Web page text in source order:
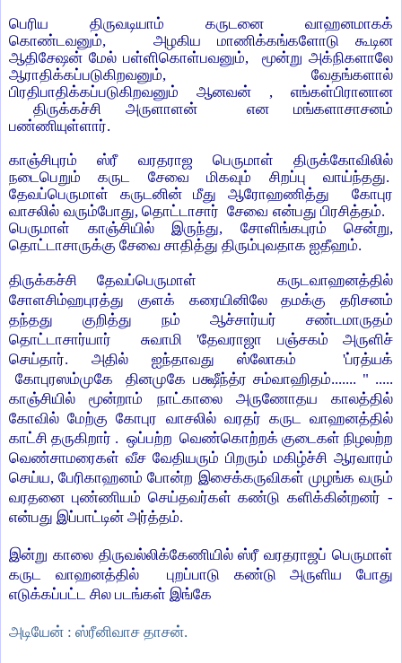
பெரிய திருவடியாம் கருடனை வாஹனமாகக்
கொண்டவனும், அழகிய மாணிக்கங்களோடு கூடின
ஆதிசேஷன் மேல் பள்ளிகொள்பவனும், மூன்று அக்நிகளாலே
ஆராதிக்கப்படுகிறவனும், வேதங்களால்
பிரதிபாதிக்கப்படுகிறவனும் ஆனவன் , எங்கள்பிரானான
திருக்கச்சி அருளாளன் என மங்களாசாசனம்
பண்ணியுள்ளார்.
காஞ்சிபுரம் ஸ்ரீ வரதராஜ பெருமாள் திருக்கோவிலில்
நடைபெறும் கருட சேவை மிகவும் சிறப்பு வாய்ந்தது.
தேவப்பெருமாள் கருடனின் மீது ஆரோஹணித்து கோபுர
வாசலில் வரும்போது, தொட்டாசார் சேவை என்பது பிரசித்தம்.
பெருமாள் காஞ்சியில் இருந்து, சோளிங்கபுரம் சென்று,
தொட்டாசாருக்கு சேவை சாதித்து திரும்புவதாக ஐதீஹம்.
திருக்கச்சி தேவப்பெருமாள் கருடவாஹனத்தில்
சோளசிம்ஹபுரத்து குளக் கரையினிலே தமக்கு தரிசனம்
தந்தது குறித்து நம் ஆச்சார்யர் சண்டமாருதம்
தொட்டாசார்யார் சுவாமி 'தேவராஜா பஞ்சகம் அருளிச்
செய்தார். அதில் ஐந்தாவது ஸ்லோகம் 'ப்ரத்யக்
கோபுரஸம்முகே தினமுகே பக்ஷீந்த்ர சம்வாஹிதம்....... " .....
காஞ்சியில் மூன்றாம் நாட்காலை அருணோதய காலத்தில்
கோவில் மேற்கு கோபுர வாசலில் வரதர் கருட வாஹனத்தில்
காட்சி தருகிறார் . ஒப்பற்ற வெண்கொற்றக் குடைகள் நிழலற்ற
வெண்சாமரைகள் வீச வேதியரும் பிறரும் மகிழ்ச்சி ஆரவாரம்
செய்ய, பேரிகாஹனம் போன்ற இசைக்கருவிகள் முழங்க வரும்
வரதனை புண்ணியம் செய்தவர்கள் கண்டு களிக்கின்றனர் -
என்பது இப்பாட்டின் அர்த்தம்.
இன்று காலை திருவல்லிக்கேணியில் ஸ்ரீ வரதராஜப் பெருமாள்
கருட வாஹனத்தில் புறப்பாடு கண்டு அருளிய போது
எடுக்கப்பட்ட சில படங்கள் இங்கே
அடியேன் : ஸ்ரீனிவாச தாசன்.